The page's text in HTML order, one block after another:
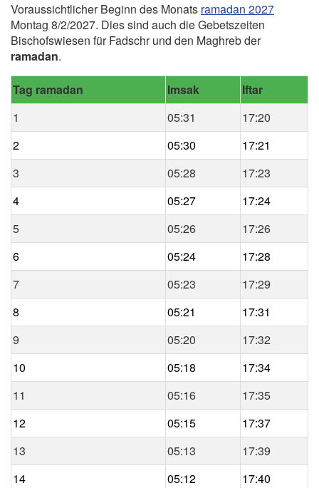
Voraussichtlicher Beginn des Monats ramadan 2027
Montag 8/2/2027. Dies sind auch die Gebetszeiten
Bischofswiesen für Fadschr und den Maghreb der
ramadan.
Tag ramadan Imsak
Iftar
1
05:31
17:20
2
05:30
17:21
3
05:28
17:23
4
05:27
17:24
5
05:26
17:26
6
05:24
17:28
7
05:23
17:29
8
05:21
17:31
9
05:20
17:32
10
05:18
17:34
11
05:16
17:35
12
05:15
17:37
13
05:13
17:39
14
05:12
17:40